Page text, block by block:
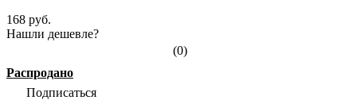
168 руб.
Нашли дешевле?
(0)
Распродано
Подписаться